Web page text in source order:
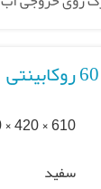
610 × 420 × 220 mm
سفید